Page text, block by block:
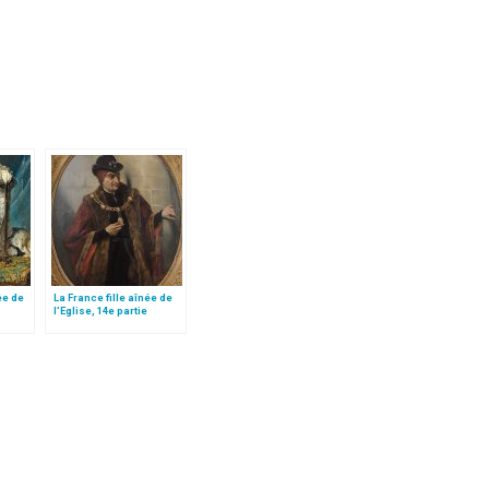
de
La France fille aînée de
l’Eglise, 14e partie